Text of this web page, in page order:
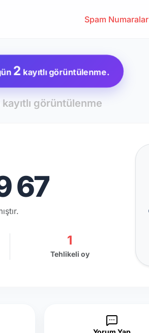
Spam Numaralar
2 kayıtlı görüntülenme.
kayıtlı görüntülenme
67
1
Tehlikeli oy